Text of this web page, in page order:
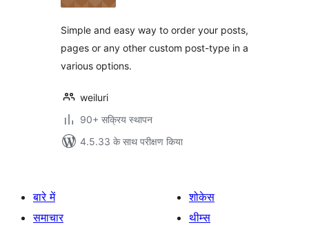
Simple and easy way to order your posts,
pages or any other custom post-type in a
various options.
weiluri
90+ सक्रिय स्थापन
4.5.33 के साथ परीक्षण किया
बारे में
समाचार
शोकेस
थीम्स